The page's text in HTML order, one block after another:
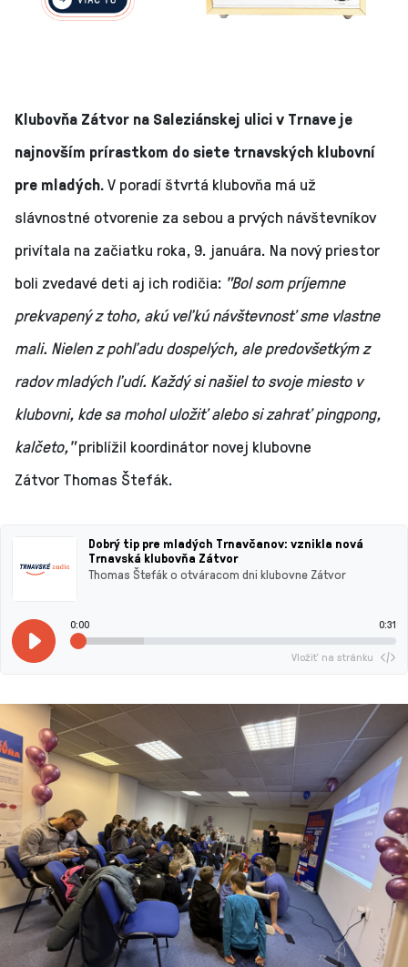
Klubovňa Zátvor na Saleziánskej ulici v Trnave je
najnovším prírastkom do siete trnavských klubovní
pre mladých.V poradí štvrtá klubovňa má už
slávnostné otvorenie za sebou a prvých návštevníkov
privítala na začiatku roka, 9. januára. Na nový priestor
boli zvedavé deti aj ich rodičia: "Bol som príjemne
prekvapený z toho, akú veľkú návštevnosť sme vlastne
mali. Nielen z pohľadu dospelých, ale predovšetkým z
radov mladých ľudí. Každý si našiel to svoje miesto v
klubovni, kde sa mohol uložiť alebo si zahrať pingpong,
kalčeto,"priblížil koordinátor novej klubovne
Zátvor Thomas Štefák.
Dobrý tip pre mladých Trnavčanov: vznikla nová
Trnavská klubovňa Zátvor
Thomas Štefák o otváracom dni klubovne Zátvor
0:00 0:31
Vložiť na stránku